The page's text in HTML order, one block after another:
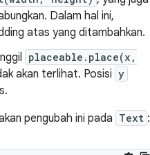
Dalam hal ini,
atas yang ditambahkan.
placeable.place(x,
akan terlihat. Posisi y
pengubah ini pada Text :